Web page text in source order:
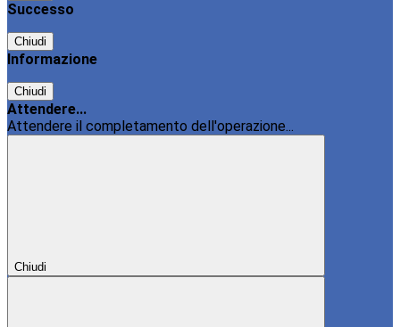
Successo
Chiudi
Informazione
Chiudi
Attendere...
Attendere il completamento dell'operazione...
Chiudi